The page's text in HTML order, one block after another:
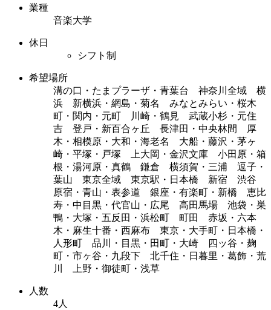
業種
音楽大学
休日
シフト制
希望場所
溝の口・たまプラーザ・青葉台 神奈川全域 横
浜 新横浜・網島・菊名 みなとみらい・桜木
町・関内・元町 川崎・鶴見 武蔵小杉・元住
吉 登戸・新百合ヶ丘 長津田・中央林間 厚
木・相模原・大和・海老名 大船・藤沢・茅ヶ
崎・平塚・戸塚 上大岡・金沢文庫 小田原・箱
根・湯河原・真鶴 鎌倉 横須賀・三浦 逗子・
葉山 東京全域 東京駅・日本橋 新宿 渋谷
原宿・青山・表参道 銀座・有楽町・新橋 恵比
寿・中目黒・代官山・広尾 高田馬場 池袋・巣
鴨・大塚・五反田・浜松町 町田 赤坂・六本
木・麻生十番・西麻布 東京・大手町・日本橋・
人形町 品川・目黒・田町・大崎 四ッ谷・麹
町・市ヶ谷・九段下 北千住・日暮里・葛飾・荒
川 上野・御徒町・浅草
人数
4人